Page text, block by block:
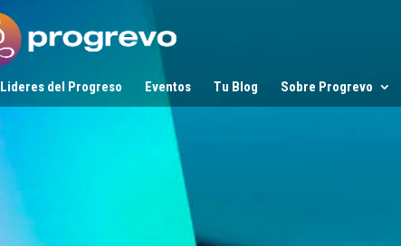
Lideres del Progreso Eventos Tu Blog Sobre Progrevo